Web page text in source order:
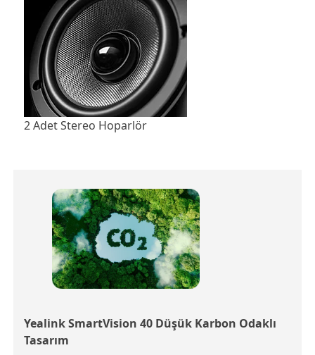
2 Adet Stereo Hoparlör
Yealink SmartVision 40 Düşük Karbon Odaklı
Tasarım